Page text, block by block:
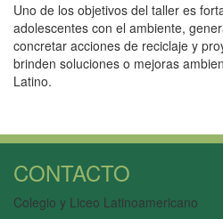
Uno de los objetivos del taller es
adolescentes con el ambiente,
concretar acciones de reciclaje y
brinden soluciones o mejoras
Latino.
CONTACTO
Colegio y Liceo Latinoamericano